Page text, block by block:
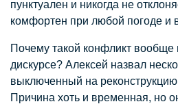
пунктуален и никогда не
комфортен при любой погоде и
Почему такой конфликт вообще
дискурсе? Алексей назвал
выключенный на
Причина хоть и временная, но